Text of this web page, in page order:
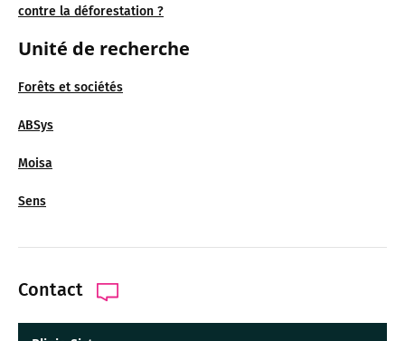
contre la déforestation ?
Unité de recherche
Forêts et sociétés
ABSys
Moisa
Sens
Contact